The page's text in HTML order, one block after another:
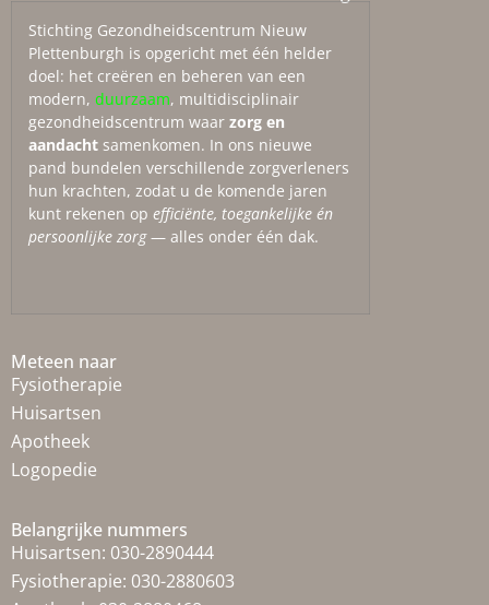
Stichting Gezondheidscentrum Nieuw
Plettenburgh is opgericht met één helder
doel: het creëren en beheren van een
modern, duurzaam, multidisciplinair
gezondheidscentrum waar zorg en
aandacht samenkomen. In ons nieuwe
pand bundelen verschillende zorgverleners
hun krachten, zodat u de komende jaren
kunt rekenen op efficiënte, toegankelijke én
persoonlijke zorg— alles onder één dak.
Meteen naar
Fysiotherapie
Huisartsen
Apotheek
Logopedie
Belangrijke nummers
Huisartsen: 030-2890444
Fysiotherapie: 030-2880603